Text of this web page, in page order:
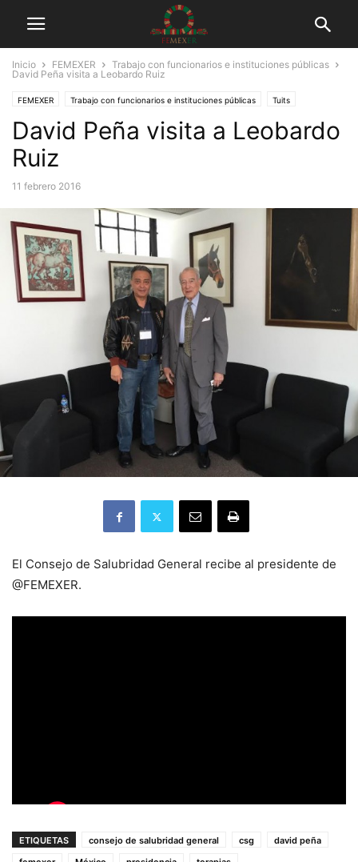
Inicio FEMEXER
Trabajo con funcionarios e instituciones públicas
David Peña visita a Leobardo Ruiz
FEMEXER Trabajo con funcionarios e instituciones públicas Tuits
David Peña visita a Leobardo
Ruiz
11 febrero 2016
El Consejo de Salubridad General recibe al presidente de
@FEMEXER.
ETIQUETAS consejo de salubridad general csg
david peña